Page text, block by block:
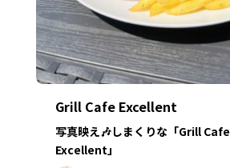
Grill Cafe Excellent
写真映え🎶しまくりな「Grill Cafe
Excellent」